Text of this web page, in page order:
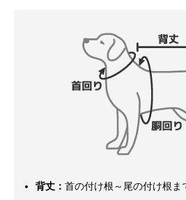
背丈： 首の付け根～尾の付け根ま